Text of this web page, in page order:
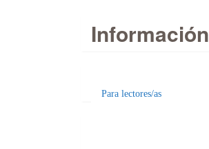
Información
Para lectores/as